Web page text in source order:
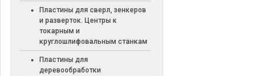
Пластины для сверл, зенкеров
и разверток. Центры к
токарным и
круглошлифовальным станкам
Пластины для
деревообработки